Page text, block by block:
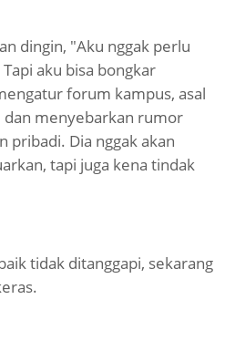
dingin, "Aku nggak perlu
aku bisa bongkar
forum kampus, asal
dan menyebarkan rumor
pribadi. Dia nggak akan
tapi juga kena tindak
tidak ditanggapi, sekarang